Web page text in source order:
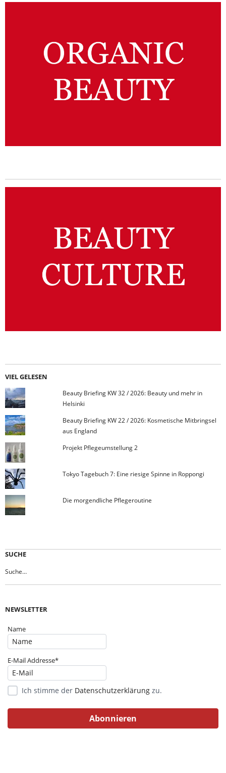
VIEL GELESEN
Beauty Briefing KW 32 / 2026: Beauty und mehr in
Helsinki
Beauty Briefing KW 22 / 2026: Kosmetische Mitbringsel
aus England
Projekt Pflegeumstellung 2
Tokyo Tagebuch 7: Eine riesige Spinne in Roppongi
Die morgendliche Pflegeroutine
SUCHE
NEWSLETTER
Name
E-Mail Addresse*
Ich stimme der Datenschutzerklärung zu.